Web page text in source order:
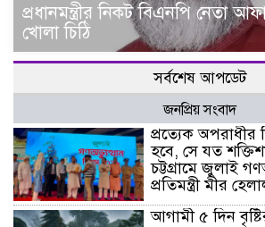
প্রধানমন্ত্রীর নিকট বিএনপি নেতা
খোলা চিঠি
সর্বশেষ আপডেট
জনপ্রিয় সংবাদ
প্রত্যেক অপরাধীর
হবে, সে যত
চট্টগ্রামে জুলাই
প্রতিমন্ত্রী মীর
আগামী ৫ দিন